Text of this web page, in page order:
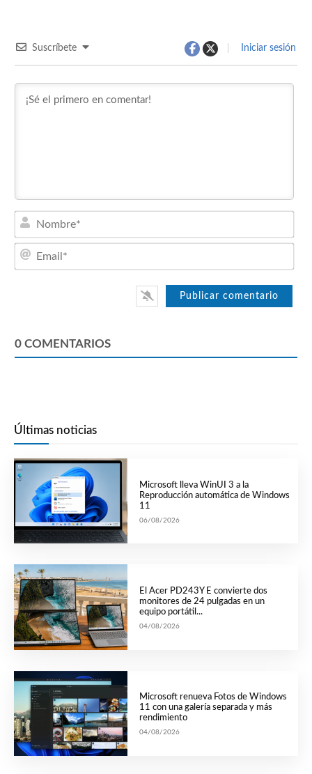
Suscríbete Iniciar sesión
0 COMENTARIOS
Últimas noticias
Microsoft lleva WinUI 3 a la
Reproducción automática de Windows
11
06/08/2026
El Acer PD243Y E convierte dos
monitores de 24 pulgadas en un
equipo portátil...
04/08/2026
Microsoft renueva Fotos de Windows
11 con una galería separada y más
rendimiento
04/08/2026